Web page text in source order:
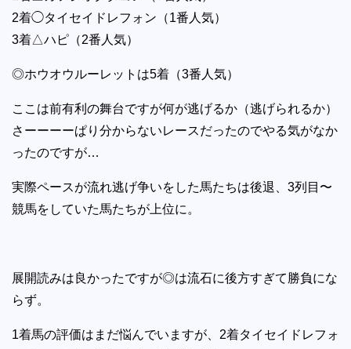
2着◯タイセイドレフォン（1番人気）
3着△ハピ（2番人気）
◎ホウオウルーレットは5着（3番人気）
ここは前有利の舞台ですが何が逃げるか（逃げられるか）
さーーーーぱり分からないレースだったのでやる気がなか
ったのですが…
実際ペースが流れ逃げ争いをした馬たちは後退、3列目〜
競馬をしていた馬たちが上位に。
展開読みは良かったですが◎は流石に後方すぎて勝負にな
らず。
1着馬の評価はまだ悩んでいますが、2着タイセイドレフォ